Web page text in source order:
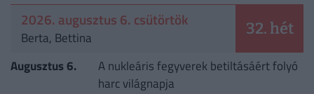
2026. augusztus 6. csütörtök
Berta, Bettina 32. hét
Augusztus 6.
A nukleáris fegyverek betiltásáért folyó
harc világnapja